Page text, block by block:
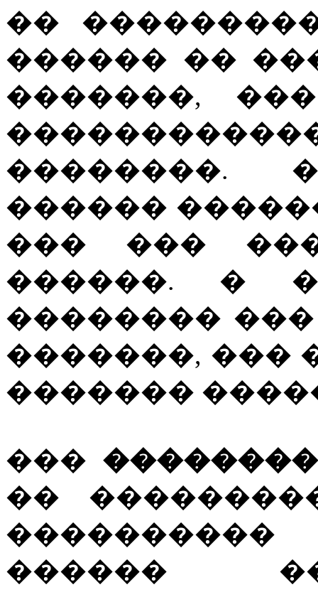
��
������ ��
�������,
��������.
������
��� ���
������. �
�������� ���
�������, ���
�������
���
��
������